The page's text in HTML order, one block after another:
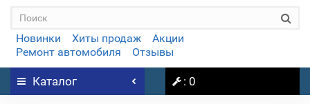
Новинки Хиты продаж
Акции
Ремонт автомобиля
Отзывы
Каталог : 0